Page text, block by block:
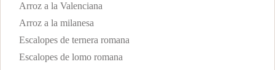
Arroz a la Valenciana
Arroz a la milanesa
Escalopes de ternera romana
Escalopes de lomo romana